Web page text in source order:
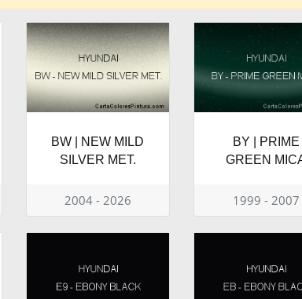
BW | NEW MILD
SILVER MET.
2004 - 2026
BY | PRIME
GREEN
1999 - 2007